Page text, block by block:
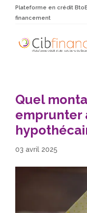
Plateforme en crédit
financement
Quel
emprunter
03 avril 2025